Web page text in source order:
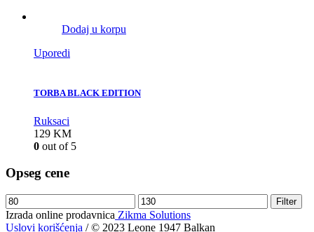
Dodaj u korpu
Uporedi
TORBA BLACK EDITION
Ruksaci
129 KM
0 out of 5
Opseg cene
Filter
Izrada online prodavnica Zikma Solutions
Uslovi korišćenja / © 2023 Leone 1947 Balkan